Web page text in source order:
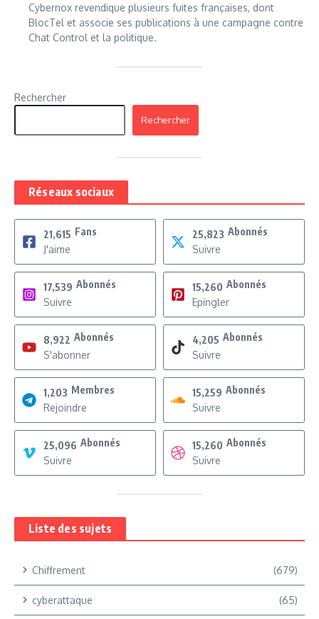
Cybernox revendique plusieurs fuites françaises, dont
BlocTel et associe ses publications à une campagne contre
Chat Control et la politique.
Rechercher
Rechercher
Réseaux sociaux
21,615 Fans
J'aime
25,823 Abonnés
Suivre
17,539 Abonnés
Suivre
15,260 Abonnés
Epingler
8,922 Abonnés
S'abonner
4,205 Abonnés
Suivre
1,203 Membres
Rejoindre
15,259 Abonnés
Suivre
25,096 Abonnés
Suivre
15,260 Abonnés
Suivre
Liste des sujets
Chiffrement (679)
cyberattaque (65)